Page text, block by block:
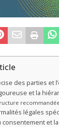
des parties et
et la
recommandée
légales
consentement et